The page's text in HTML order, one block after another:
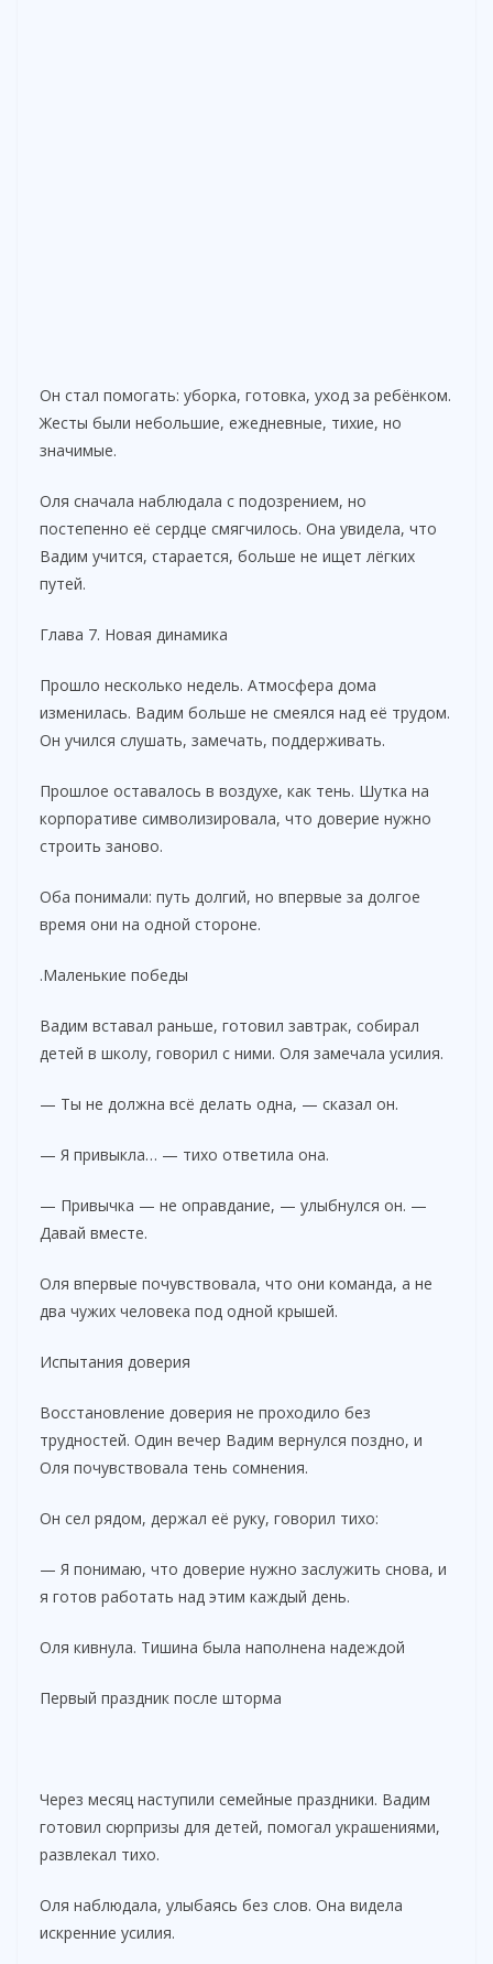
Он стал помогать: уборка, готовка, уход за ребёнком.
Жесты были небольшие, ежедневные, тихие, но
значимые.
Оля сначала наблюдала с подозрением, но
постепенно её сердце смягчилось. Она увидела, что
Вадим учится, старается, больше не ищет лёгких
путей.
Глава 7. Новая динамика
Прошло несколько недель. Атмосфера дома
изменилась. Вадим больше не смеялся над её трудом.
Он учился слушать, замечать, поддерживать.
Прошлое оставалось в воздухе, как тень. Шутка на
корпоративе символизировала, что доверие нужно
строить заново.
Оба понимали: путь долгий, но впервые за долгое
время они на одной стороне.
.Маленькие победы
Вадим вставал раньше, готовил завтрак, собирал
детей в школу, говорил с ними. Оля замечала усилия.
— Ты не должна всё делать одна, — сказал он.
— Я привыкла… — тихо ответила она.
— Привычка — не оправдание, — улыбнулся он. —
Давай вместе.
Оля впервые почувствовала, что они команда, а не
два чужих человека под одной крышей.
Испытания доверия
Восстановление доверия не проходило без
трудностей. Один вечер Вадим вернулся поздно, и
Оля почувствовала тень сомнения.
Он сел рядом, держал её руку, говорил тихо:
— Я понимаю, что доверие нужно заслужить снова, и
я готов работать над этим каждый день.
Оля кивнула. Тишина была наполнена надеждой
Первый праздник после шторма
Через месяц наступили семейные праздники. Вадим
готовил сюрпризы для детей, помогал украшениями,
развлекал тихо.
Оля наблюдала, улыбаясь без слов. Она видела
искренние усилия.